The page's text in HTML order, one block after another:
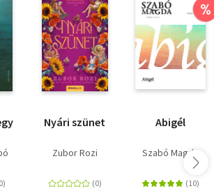
Nyári szünet
Zubor Rozi
%
Abigél
Szabó Magda